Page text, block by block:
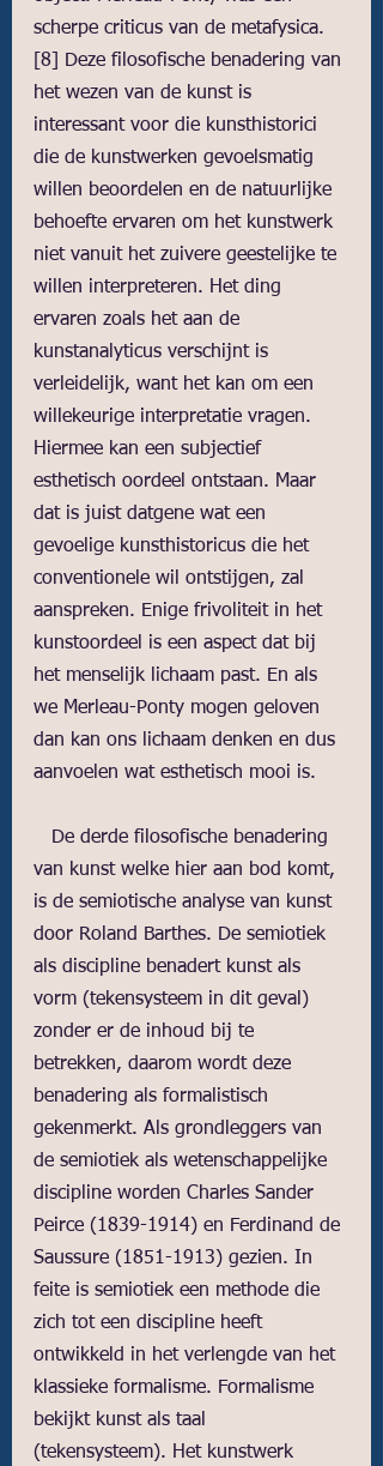
scherpe criticus van de metafysica.
[8]
Deze filosofische benadering van
het wezen van de kunst is
interessant voor die kunsthistorici
die de kunstwerken gevoelsmatig
willen beoordelen en de natuurlijke
behoefte ervaren om het kunstwerk
niet vanuit het zuivere geestelijke te
willen interpreteren. Het ding
ervaren zoals het aan de
kunstanalyticus verschijnt is
verleidelijk, want het kan om een
willekeurige interpretatie vragen.
Hiermee kan een subjectief
esthetisch oordeel ontstaan. Maar
dat is juist datgene wat een
gevoelige kunsthistoricus die het
conventionele wil ontstijgen, zal
aanspreken. Enige frivoliteit in het
kunstoordeel is een aspect dat bij
het menselijk lichaam past. En als
we Merleau-Ponty mogen geloven
dan kan ons lichaam denken en dus
aanvoelen wat esthetisch mooi is.
van kunst welke hier aan bod komt,
is de semiotische analyse van kunst
door Roland Barthes. De semiotiek
als discipline benadert kunst als
vorm (tekensysteem in dit geval)
zonder er de inhoud bij te
betrekken, daarom wordt deze
benadering als formalistisch
gekenmerkt. Als grondleggers van
de semiotiek als wetenschappelijke
discipline worden Charles Sander
Peirce (1839-1914) en Ferdinand de
Saussure (1851-1913) gezien. In
feite is semiotiek een methode die
zich tot een discipline heeft
ontwikkeld in het verlengde van het
klassieke formalisme. Formalisme
bekijkt kunst als taal
(tekensysteem). Het kunstwerk